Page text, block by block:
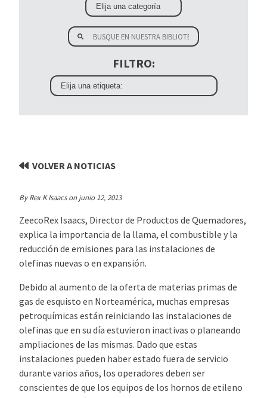
FILTRO:
VOLVER A NOTICIAS
By Rex K Isaacs on junio 12, 2013
ZeecoRex Isaacs, Director de Productos de Quemadores,
explica la importancia de la llama, el combustible y la
reducción de emisiones para las instalaciones de
olefinas nuevas o en expansión.
Debido al aumento de la oferta de materias primas de
gas de esquisto en Norteamérica, muchas empresas
petroquímicas están reiniciando las instalaciones de
olefinas que en su día estuvieron inactivas o planeando
ampliaciones de las mismas. Dado que estas
instalaciones pueden haber estado fuera de servicio
durante varios años, los operadores deben ser
conscientes de que los equipos de los hornos de etileno